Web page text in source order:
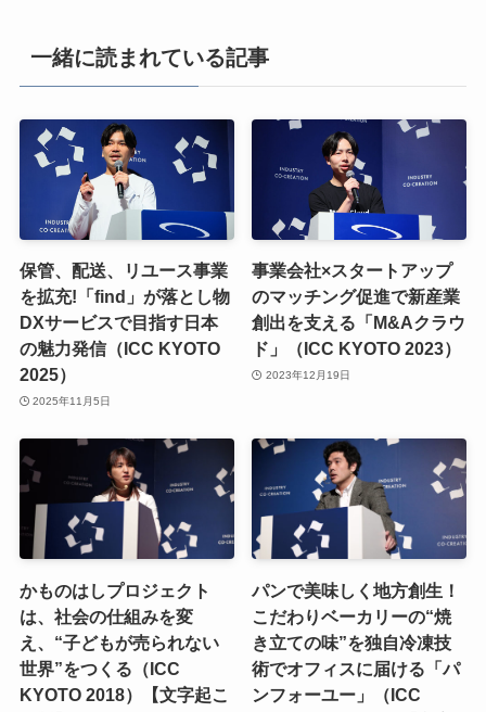
一緒に読まれている記事
保管、配送、リユース事業
を拡充!「find」が落とし物
DXサービスで目指す日本
の魅力発信（ICC KYOTO
2025）
2025年11月5日
事業会社×スタートアップ
のマッチング促進で新産業
創出を支える「M&Aクラウ
ド」（ICC KYOTO 2023）
2023年12月19日
かものはしプロジェクト
は、社会の仕組みを変
え、“子どもが売られない
世界”をつくる（ICC
KYOTO 2018）【文字起こ
パンで美味しく地方創生！
こだわりベーカリーの“焼
き立ての味”を独自冷凍技
術でオフィスに届ける「パ
ンフォーユー」（ICC